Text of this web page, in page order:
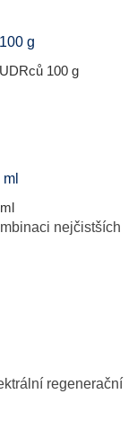
100 g
nejčistších
regenerační